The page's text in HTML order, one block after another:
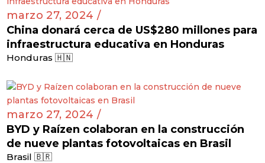
marzo 27, 2024 /
China donará cerca de US$280 millones para
infraestructura educativa en Honduras
Honduras 🇭🇳
marzo 27, 2024 /
BYD y Raízen colaboran en la construcción
de nueve plantas fotovoltaicas en Brasil
Brasil 🇧🇷